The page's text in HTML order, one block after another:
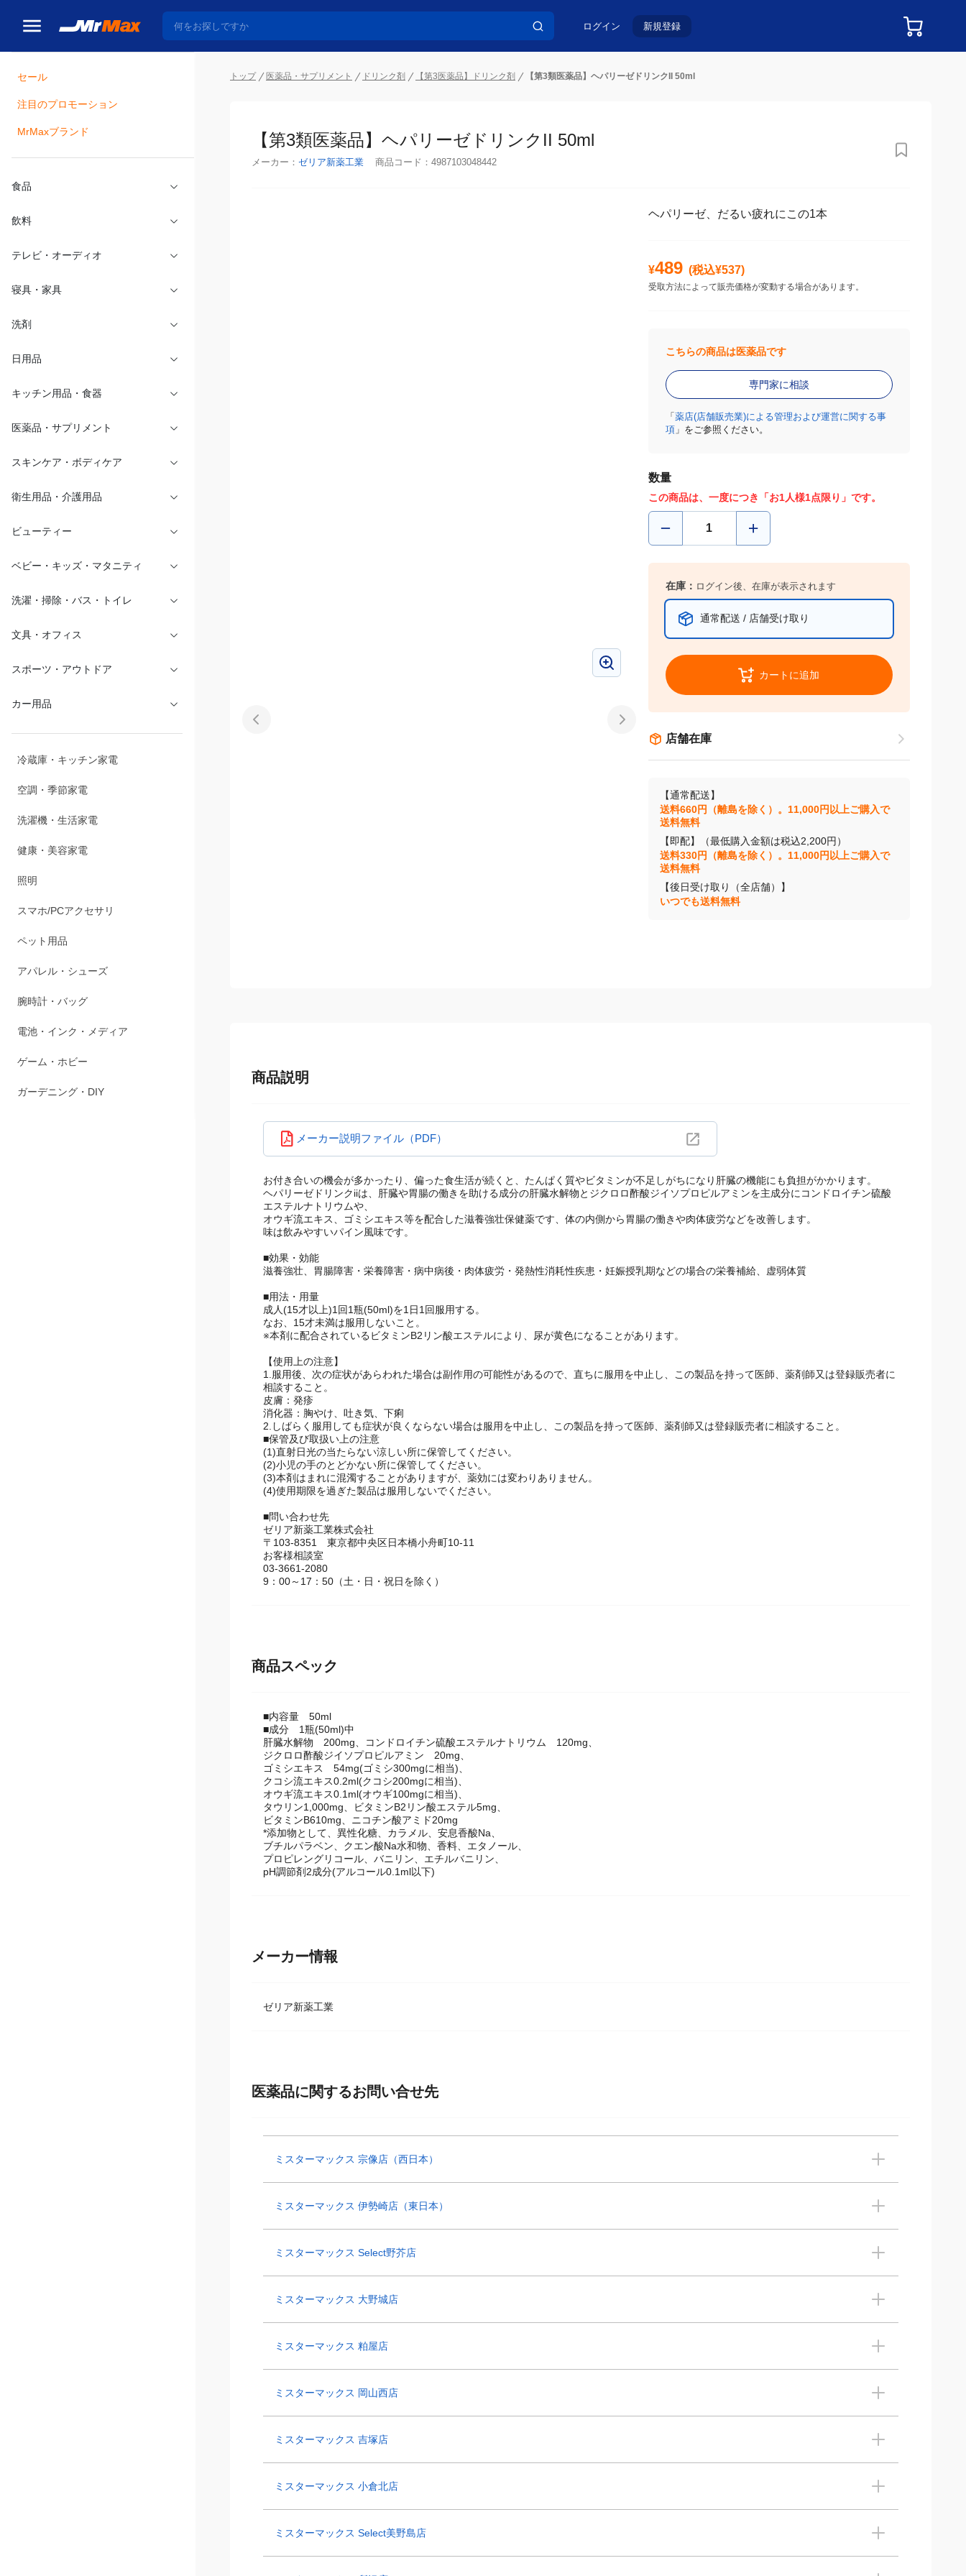
ログイン 新規登録
セール
注目のプロモーション
MrMaxブランド
食品
飲料
テレビ・オーディオ
寝具・家具
洗剤
日用品
キッチン用品・食器
医薬品・サプリメント
スキンケア・ボディケア
衛生用品・介護用品
ビューティー
ベビー・キッズ・マタニティ
洗濯・掃除・バス・トイレ
文具・オフィス
スポーツ・アウトドア
カー用品
冷蔵庫・キッチン家電
空調・季節家電
洗濯機・生活家電
健康・美容家電
照明
スマホ/PCアクセサリ
ペット用品
アパレル・シューズ
腕時計・バッグ
電池・インク・メディア
ゲーム・ホビー
ガーデニング・DIY
トップ 医薬品・サプリメント ドリンク剤 【第3医薬品】ドリンク剤 【第3類医薬品】ヘパリーゼドリンクII 50ml
【第3類医薬品】ヘパリーゼドリンクII 50ml
メーカー： ゼリア新薬工業 商品コード： 4987103048442
ヘパリーゼ、だるい疲れにこの1本
¥489 (税込¥537)
受取方法によって販売価格が変動する場合があります。
こちらの商品は医薬品です
専門家に相談
「 薬店(店舗販売業)による管理および運営に関する事
項」をご参照ください。
数量
この商品は、一度につき「お1人様1点限り」です。
在庫： ログイン後、在庫が表示されます
通常配送 / 店舗受け取り
カートに追加
店舗在庫
【通常配送】
送料660円（離島を除く）。11,000円以上ご購入で
送料無料
【即配】（最低購入金額は税込2,200円）
送料330円（離島を除く）。11,000円以上ご購入で
送料無料
【後日受け取り（全店舗）】
いつでも送料無料
商品説明
メーカー説明ファイル（PDF）
お付き合いの機会が多かったり、偏った食生活が続くと、たんぱく質やビタミンが不足しがちになり肝臓の機能にも負担がかかります。
ヘパリーゼドリンクiiは、肝臓や胃腸の働きを助ける成分の肝臓水解物とジクロロ酢酸ジイソプロピルアミンを主成分にコンドロイチン硫酸
エステルナトリウムや、
オウギ流エキス、ゴミシエキス等を配合した滋養強壮保健薬です、体の内側から胃腸の働きや肉体疲労などを改善します。
味は飲みやすいパイン風味です。
■効果・効能
滋養強壮、胃腸障害・栄養障害・病中病後・肉体疲労・発熱性消耗性疾患・妊娠授乳期などの場合の栄養補給、虚弱体質
■用法・用量
成人(15才以上)1回1瓶(50ml)を1日1回服用する。
なお、15才未満は服用しないこと。
※本剤に配合されているビタミンB2リン酸エステルにより、尿が黄色になることがあります。
【使用上の注意】
1.服用後、次の症状があらわれた場合は副作用の可能性があるので、直ちに服用を中止し、この製品を持って医師、薬剤師又は登録販売者に
相談すること。
皮膚：発疹
消化器：胸やけ、吐き気、下痢
2.しばらく服用しても症状が良くならない場合は服用を中止し、この製品を持って医師、薬剤師又は登録販売者に相談すること。
■保管及び取扱い上の注意
(1)直射日光の当たらない涼しい所に保管してください。
(2)小児の手のとどかない所に保管してください。
(3)本剤はまれに混濁することがありますが、薬効には変わりありません。
(4)使用期限を過ぎた製品は服用しないでください。
■問い合わせ先
ゼリア新薬工業株式会社
〒103-8351 東京都中央区日本橋小舟町10-11
お客様相談室
03-3661-2080
9：00～17：50（土・日・祝日を除く）
商品スペック
■内容量 50ml
■成分 1瓶(50ml)中
肝臓水解物 200mg、コンドロイチン硫酸エステルナトリウム 120mg、
ジクロロ酢酸ジイソプロピルアミン 20mg、
ゴミシエキス 54mg(ゴミシ300mgに相当)、
クコシ流エキス0.2ml(クコシ200mgに相当)、
オウギ流エキス0.1ml(オウギ100mgに相当)、
タウリン1,000mg、ビタミンB2リン酸エステル5mg、
ビタミンB610mg、ニコチン酸アミド20mg
*添加物として、異性化糖、カラメル、安息香酸Na、
ブチルパラベン、クエン酸Na水和物、香料、エタノール、
プロピレングリコール、バニリン、エチルバニリン、
pH調節剤2成分(アルコール0.1ml以下)
メーカー情報
ゼリア新薬工業
医薬品に関するお問い合せ先
ミスターマックス 宗像店（西日本）
ミスターマックス 伊勢崎店（東日本）
ミスターマックス Select野芥店
ミスターマックス 大野城店
ミスターマックス 粕屋店
ミスターマックス 岡山西店
ミスターマックス 吉塚店
ミスターマックス 小倉北店
ミスターマックス Select美野島店